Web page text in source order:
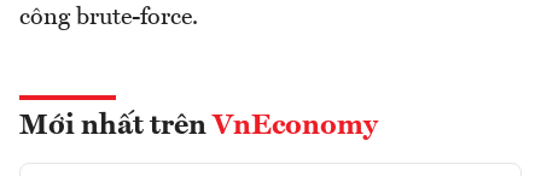
công brute-force.
Mới nhất trên VnEconomy